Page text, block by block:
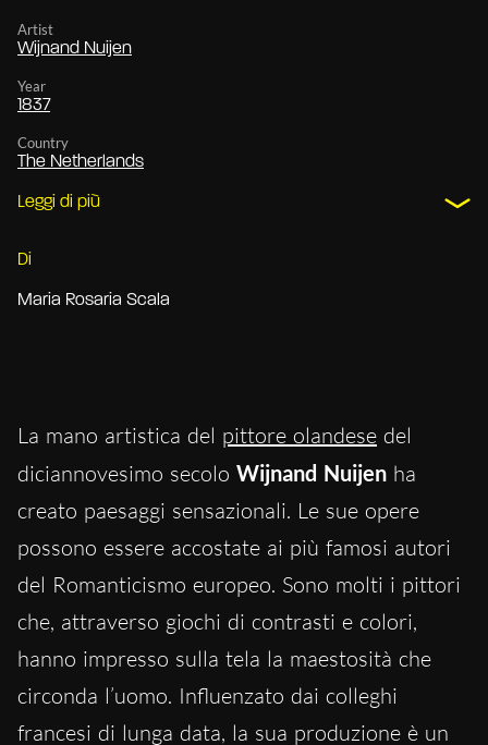
Artist
Wijnand Nuijen
Year
1837
Country
The Netherlands
Leggi di più
Di
Maria Rosaria Scala
La mano artistica del pittore olandese del
diciannovesimo secolo Wijnand Nuijen ha
creato paesaggi sensazionali. Le sue opere
possono essere accostate ai più famosi autori
del Romanticismo europeo. Sono molti i pittori
che, attraverso giochi di contrasti e colori,
hanno impresso sulla tela la maestosità che
circonda l’uomo. Influenzato dai colleghi
francesi di lunga data, la sua produzione è un